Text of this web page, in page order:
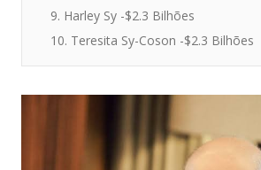
9. Harley Sy -$2.3 Bilhões
10. Teresita Sy-Coson -$2.3 Bilhões